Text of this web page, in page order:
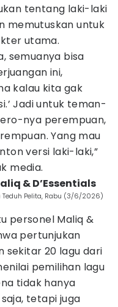
tentang laki-laki
memutuskan untuk
utama.
semuanya bisa
ini,
kalau kita gak
Jadi untuk teman-
nya perempuan,
Yang mau
versi laki-laki,”
media.
& D’Essentials
Pelita, Rabu (3/6/2026)
personel Maliq &
pertunjukan
sekitar 20 lagu dari
pemilihan lagu
tidak hanya
tetapi juga